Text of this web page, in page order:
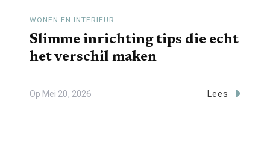
WONEN EN INTERIEUR
Slimme inrichting tips die echt
het verschil maken
Op Mei 20, 2026 Lees